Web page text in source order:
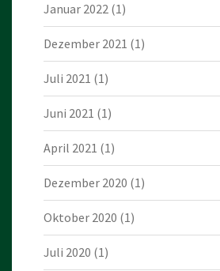
Januar 2022 (1)
Dezember 2021 (1)
Juli 2021 (1)
Juni 2021 (1)
April 2021 (1)
Dezember 2020 (1)
Oktober 2020 (1)
Juli 2020 (1)